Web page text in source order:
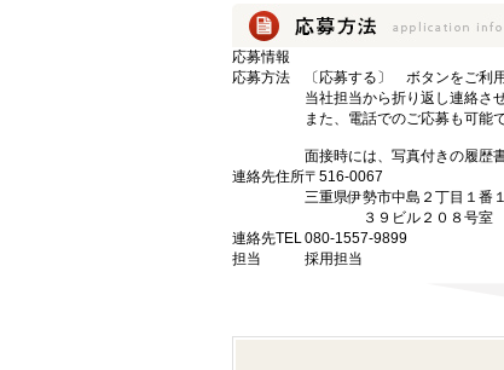
応募情報
応募方法
〔応募する〕 ボタンをご利
当社担当から折り返し連絡さ
また、電話でのご応募も可能で
面接時には、写真付きの履歴
連絡先住所〒516-0067
三重県伊勢市中島２丁目１番
３９ビル２０８号室
連絡先TEL080-1557-9899
担当
採用担当